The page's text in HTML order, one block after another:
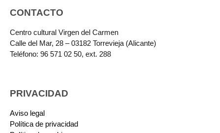
CONTACTO
Centro cultural Virgen del Carmen
Calle del Mar, 28 – 03182 Torrevieja (Alicante)
Teléfono: 96 571 02 50, ext. 288
PRIVACIDAD
Aviso legal
Política de privacidad